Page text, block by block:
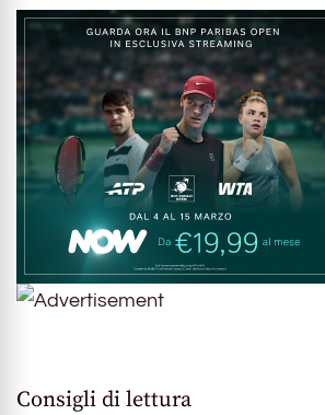
Consigli di lettura